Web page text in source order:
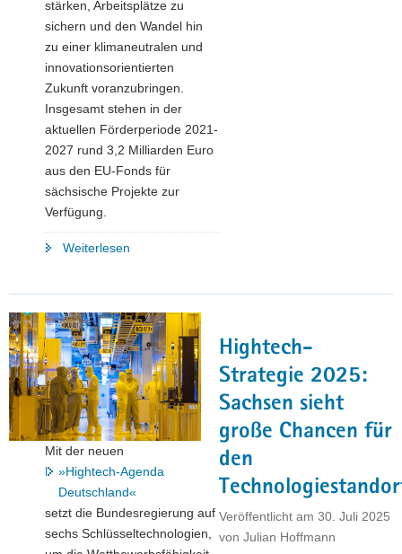
stärken, Arbeitsplätze zu
sichern und den Wandel hin
zu einer klimaneutralen und
innovationsorientierten
Zukunft voranzubringen.
Insgesamt stehen in der
aktuellen Förderperiode 2021-
2027 rund 3,2 Milliarden Euro
aus den EU-Fonds für
sächsische Projekte zur
Verfügung.
Weiterlesen
Sachsens
Zukunft:
EU-
Förderprogramme
ziehen
Zwischenbilanz "
Hightech-
Strategie 2025:
Sachsen sieht
große Chancen für
den
Veröffentlicht am 30. Juli 2025
von Julian Hoffmann
Mit der neuen
»Hightech-Agenda
Deutschland«
setzt die Bundesregierung auf
sechs Schlüsseltechnologien,